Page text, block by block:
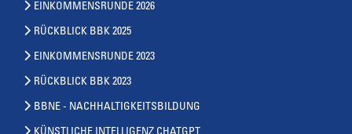
EINKOMMENSRUNDE 2026
RÜCKBLICK BBK 2025
EINKOMMENSRUNDE 2023
RÜCKBLICK BBK 2023
BBNE - NACHHALTIGKEITSBILDUNG